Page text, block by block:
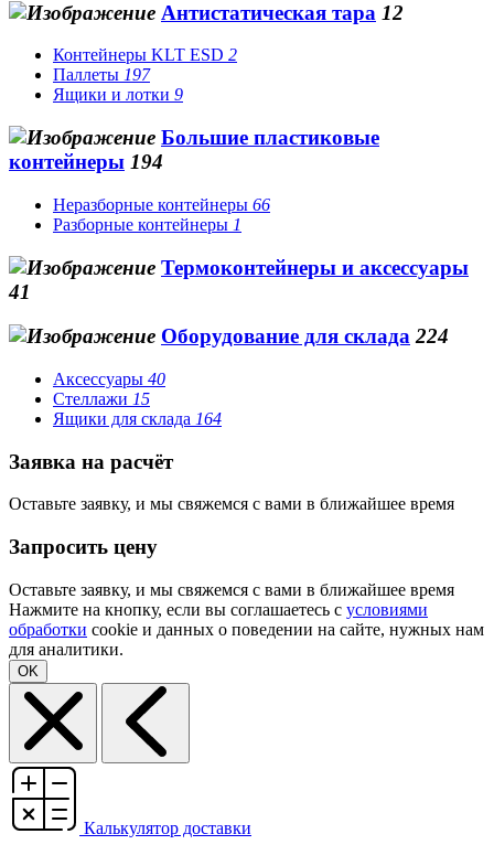
Антистатическая тара 12
Контейнеры KLT ESD 2
Паллеты 197
Ящики и лотки 9
Большие пластиковые
контейнеры 194
Неразборные контейнеры 66
Разборные контейнеры 1
Термоконтейнеры и аксессуары
41
Оборудование для склада 224
Аксессуары 40
Стеллажи 15
Ящики для склада 164
Заявка на расчёт
Оставьте заявку, и мы свяжемся с вами в ближайшее время
Запросить цену
Оставьте заявку, и мы свяжемся с вами в ближайшее время
Нажмите на кнопку, если вы соглашаетесь с условиями
обработки cookie и данных о поведении на сайте, нужных нам
для аналитики.
OK
Калькулятор доставки